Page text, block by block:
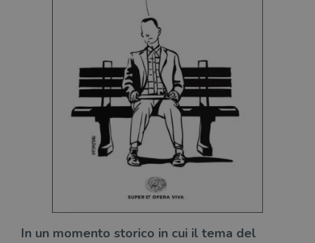
In un momento storico in cui il tema del